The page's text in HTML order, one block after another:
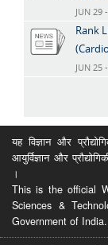
JUN 29
Rank
JUN 25
यह विज्ञान और
आयुर्विज्ञान और
।
This is the official
Sciences &
Government of India.